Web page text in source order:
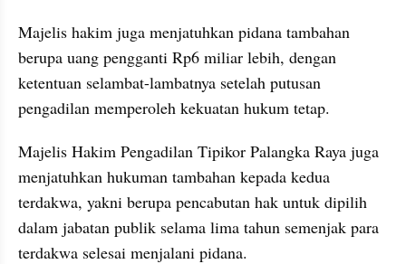
Majelis hakim juga menjatuhkan pidana tambahan
berupa uang pengganti Rp6 miliar lebih, dengan
ketentuan selambat-lambatnya setelah putusan
pengadilan memperoleh kekuatan hukum tetap.
Majelis Hakim Pengadilan Tipikor Palangka Raya juga
menjatuhkan hukuman tambahan kepada kedua
terdakwa, yakni berupa pencabutan hak untuk dipilih
dalam jabatan publik selama lima tahun semenjak para
terdakwa selesai menjalani pidana.